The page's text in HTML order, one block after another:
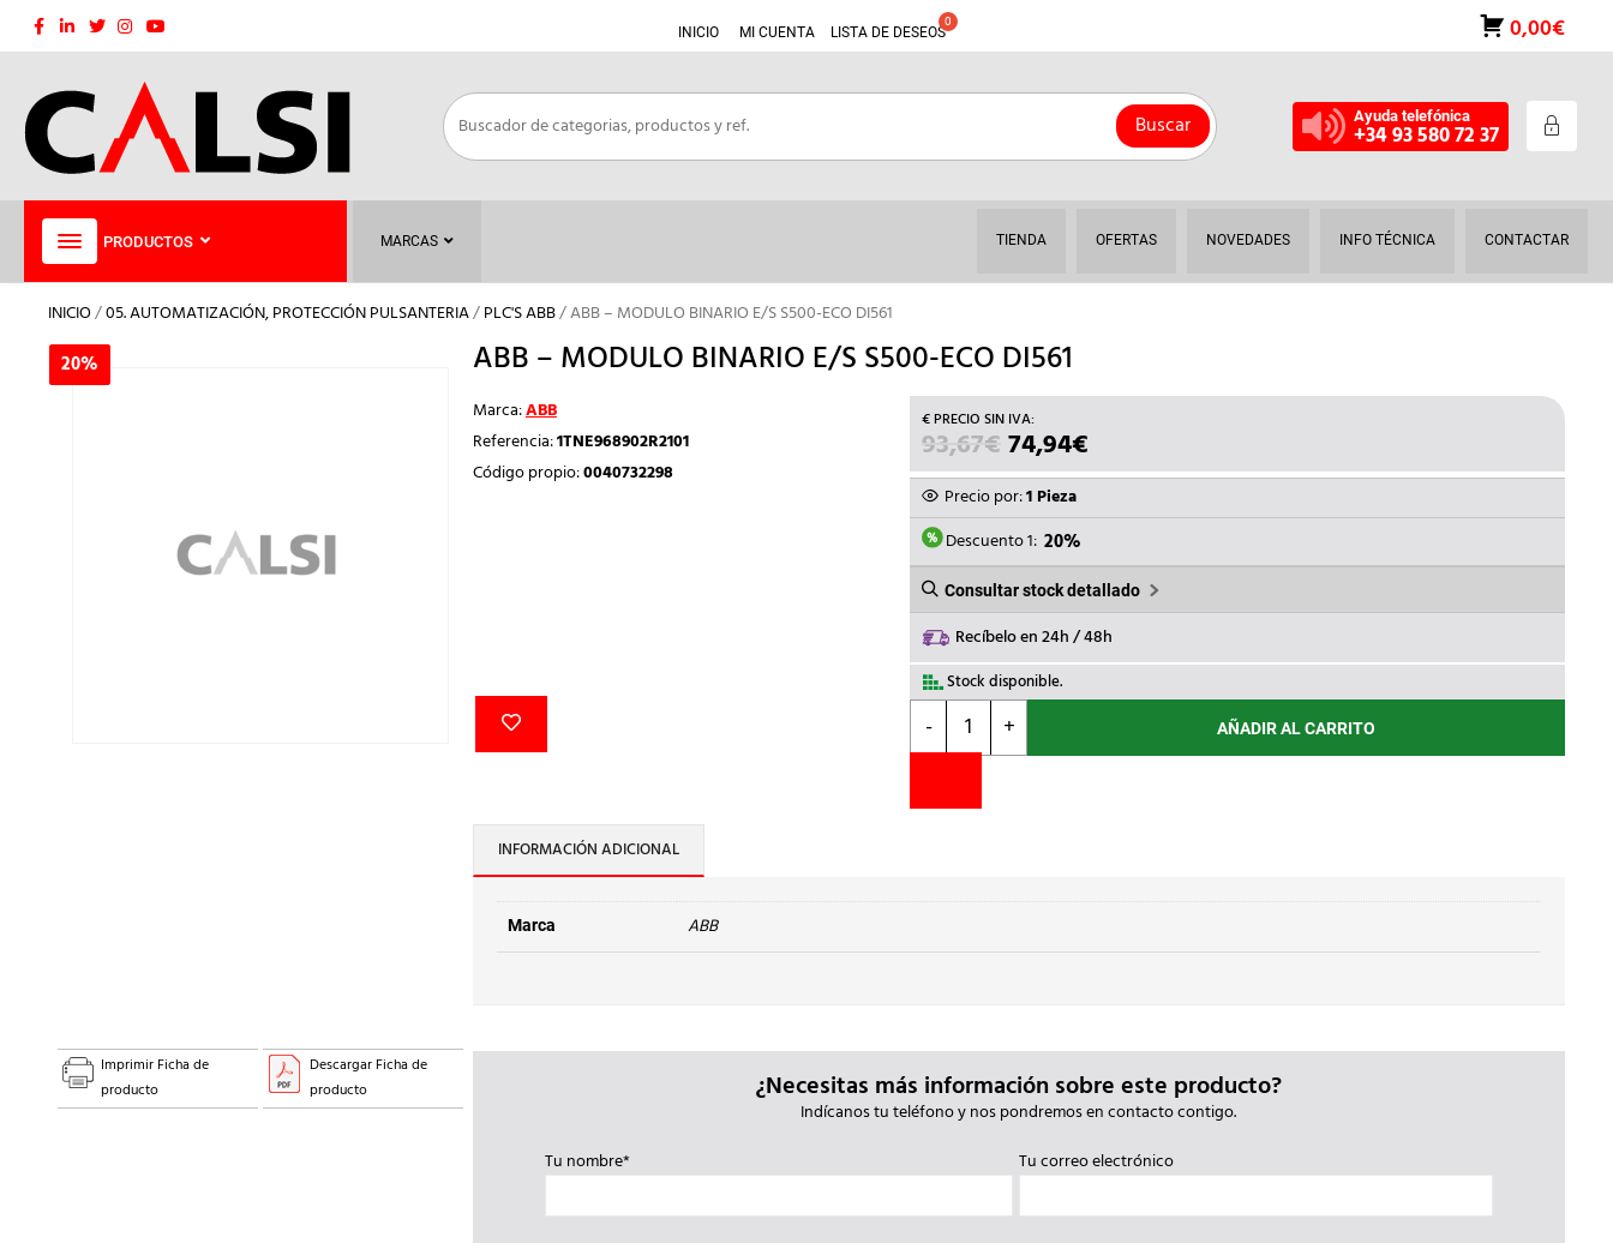
Saltar
INICIO MI CUENTA LISTA DE DESEOS 0,00€
Buscar Ayuda telefónica
+34 93 580 72 37
PRODUCTOS MARCAS TIENDA OFERTAS NOVEDADES INFO TÉCNICA CONTACTAR
INICIO/05. AUTOMATIZACIÓN, PROTECCIÓN PULSANTERIA/PLC'S ABB/ ABB – MODULO BINARIO E/S S500-ECO DI561
20% ABB – MODULO BINARIO E/S S500-ECO DI561
Marca:ABB
Referencia:1TNE968902R2101
Código propio:0040732298
93,67€ EL
PRECIO
ORIGINAL
ERA:
93,67€.
74,94€EL
PRECIO
ES:
Precio por:1 Pieza
Descuento 1: 20%
Consultar stock detallado
Recíbelo en 24h / 48h
Stock disponible.
-
ABB
MODULO
E/S
+ AÑADIR AL CARRITO
INFORMACIÓN ADICIONAL
Marca ABB
20%
Imprimir Ficha de
producto
Descargar Ficha de
producto
¿Necesitas más información sobre este producto?
Indícanos tu teléfono y nos pondremos en contacto contigo.
Tu nombre*
Tu correo electrónico